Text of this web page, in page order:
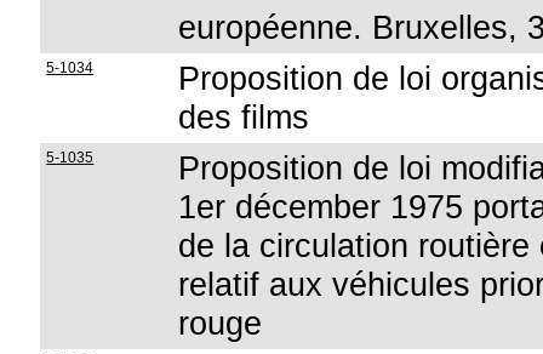
européenne. Bruxelles,
5-1034
Proposition de loi
des films
5-1035
Proposition de loi
1er décember 1975
de la circulation
relatif aux véhicules
rouge